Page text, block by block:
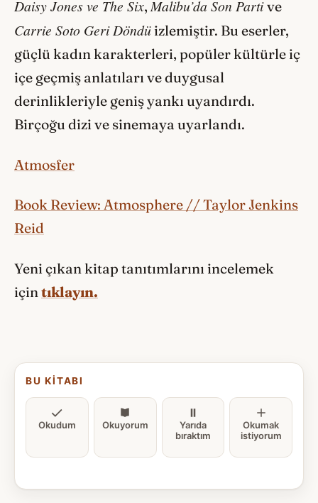
Daisy Jones ve The Six,Malibu’da Son Partive
Carrie Soto Geri Döndü izlemiştir. Bu eserler,
güçlü kadın karakterleri, popüler kültürle iç
içe geçmiş anlatıları ve duygusal
derinlikleriyle geniş yankı uyandırdı.
Birçoğu dizi ve sinemaya uyarlandı.
Atmosfer
Book Review: Atmosphere // Taylor Jenkins
Reid
Yeni çıkan kitap tanıtımlarını incelemek
için tıklayın.
BU KITABI
Okudum Okuyorum
Yarıda
bıraktım
Okumak
istiyorum